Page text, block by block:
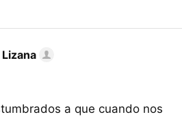
a que cuando nos